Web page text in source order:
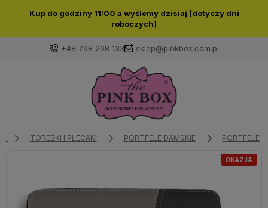
Kup do godziny 11:00 a wyślemy dzisiaj [dotyczy dni
roboczych]
+48 798 208 133 sklep@pinkbox.com.pl
Zaloguj się
Wybierz coś dla siebie z naszej aktualnej oferty lub
TOREBKI I PLECAKI PORTFELE DAMSKIE PORTFELE
OKAZJA